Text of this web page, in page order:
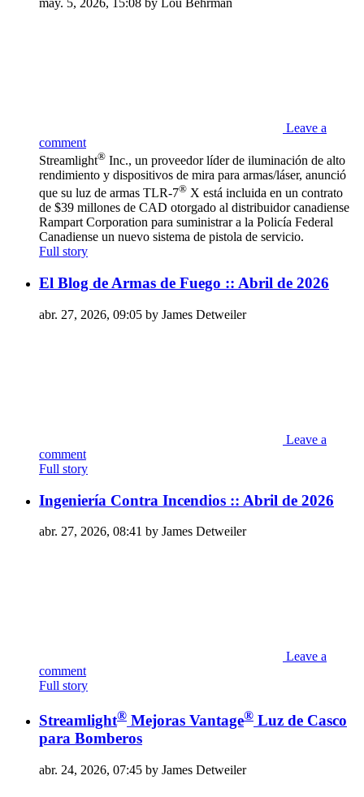
Leave a
comment
Streamlight® Inc., un proveedor líder de iluminación de alto
rendimiento y dispositivos de mira para armas/láser, anunció
que su luz de armas TLR-7® X está incluida en un contrato
de $39 millones de CAD otorgado al distribuidor canadiense
Rampart Corporation para suministrar a la Policía Federal
Canadiense un nuevo sistema de pistola de servicio.
Full story
El Blog de Armas de Fuego :: Abril de 2026
abr. 27, 2026, 09:05 by James Detweiler
Leave a
comment
Full story
Ingeniería Contra Incendios :: Abril de 2026
abr. 27, 2026, 08:41 by James Detweiler
Leave a
comment
Full story
Streamlight® Mejoras Vantage® Luz de Casco
para Bomberos
abr. 24, 2026, 07:45 by James Detweiler